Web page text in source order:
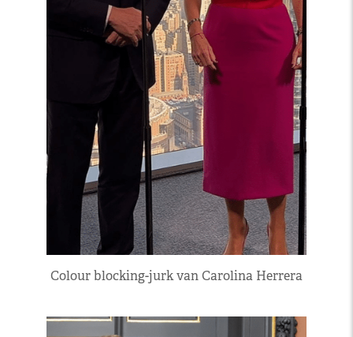
Colour blocking-jurk van Carolina Herrera